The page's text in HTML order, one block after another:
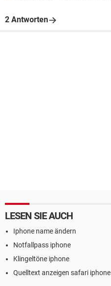
2 Antworten
LESEN SIE AUCH
Iphone name ändern
Notfallpass iphone
Klingeltöne iphone
Quelltext anzeigen safari iphone